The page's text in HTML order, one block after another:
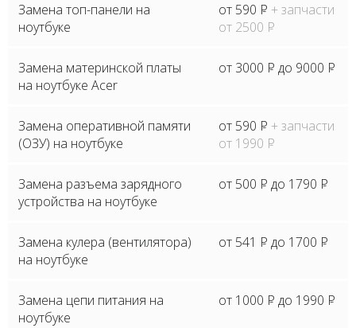
Замена топ-панели на
ноутбуке
от 590 P + запчасти
от 2500 P
Замена материнской платы
на ноутбуке Acer
от 3000 P до 9000 P
Замена оперативной памяти
(ОЗУ) на ноутбуке
от 590 P + запчасти
от 1990 P
Замена разъема зарядного
устройства на ноутбуке
от 500 P до 1790 P
Замена кулера (вентилятора)
на ноутбуке
от 541 P до 1700 P
Замена цепи питания на
ноутбуке
от 1000 P до 1990 P